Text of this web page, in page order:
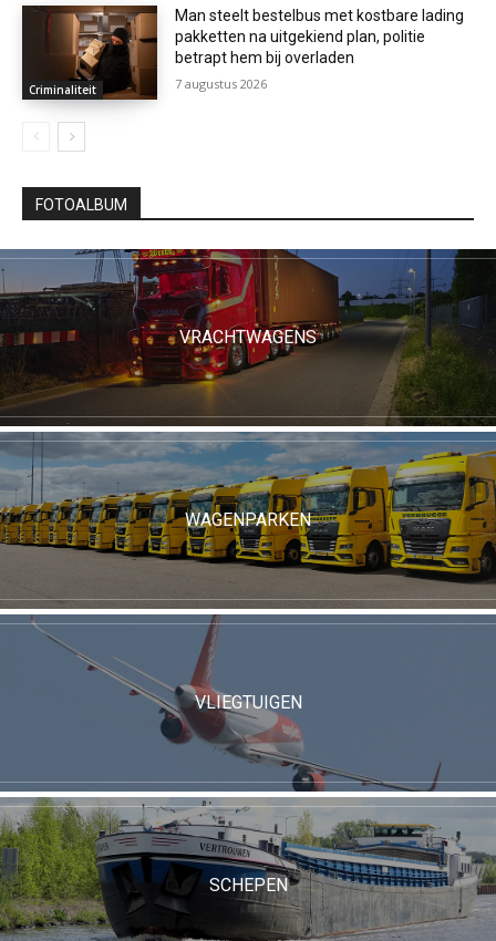
Criminaliteit
Man steelt bestelbus met kostbare lading
pakketten na uitgekiend plan, politie
betrapt hem bij overladen
7 augustus 2026
FOTOALBUM
VRACHTWAGENS
WAGENPARKEN
VLIEGTUIGEN
SCHEPEN